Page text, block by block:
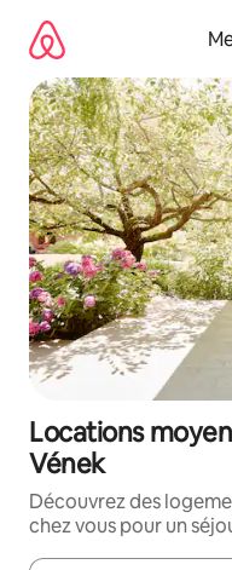
directement
contenu
Locations
Vének
Découvrez des
chez vous pour un